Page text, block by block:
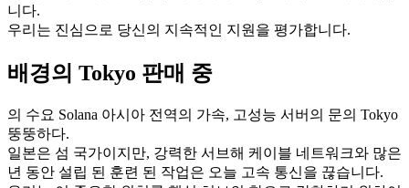
니다.
우리는 진심으로 당신의 지속적인 지원을 평가합니다.
배경의 Tokyo 판매 중
의 수요 Solana 아시아 전역의 가속, 고성능 서버의 문의 Tokyo
뚱뚱하다.
일본은 섬 국가이지만, 강력한 서브해 케이블 네트워크와 많은
년 동안 설립 된 훈련 된 작업은 오늘 고속 통신을 끊습니다.